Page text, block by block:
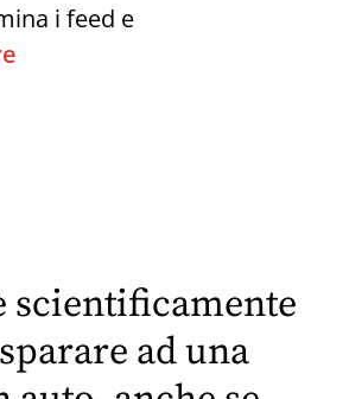
i feed e
WarGames”
scientificamente
ad una